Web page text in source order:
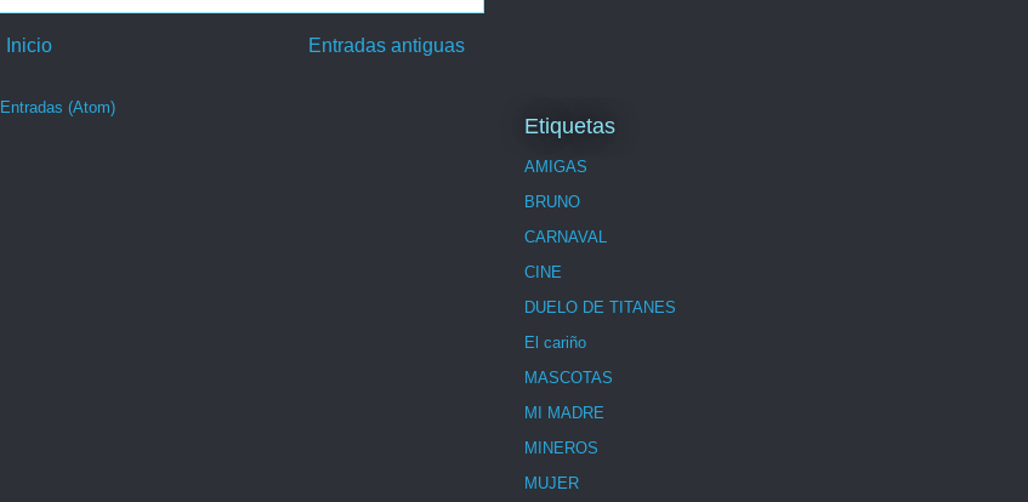
Entradas antiguas
Inicio
Entradas (Atom)
Etiquetas
AMIGAS
BRUNO
CARNAVAL
CINE
DUELO DE TITANES
El cariño
MASCOTAS
MI MADRE
MINEROS
MUJER